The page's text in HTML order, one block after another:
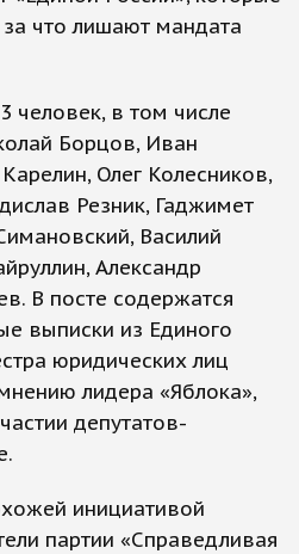
что лишают мандата
человек, в том числе
Борцов, Иван
Олег Колесников,
Резник, Гаджимет
Василий
Александр
В посте содержатся
выписки из Единого
юридических лиц
лидера «Яблока»,
депутатов-
инициативой
партии «Справедливая